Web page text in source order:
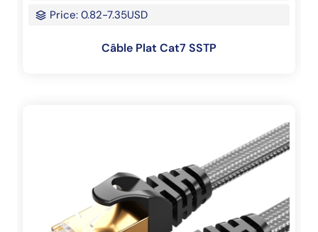
Price: 0.82-7.35USD
Câble Plat Cat7 SSTP